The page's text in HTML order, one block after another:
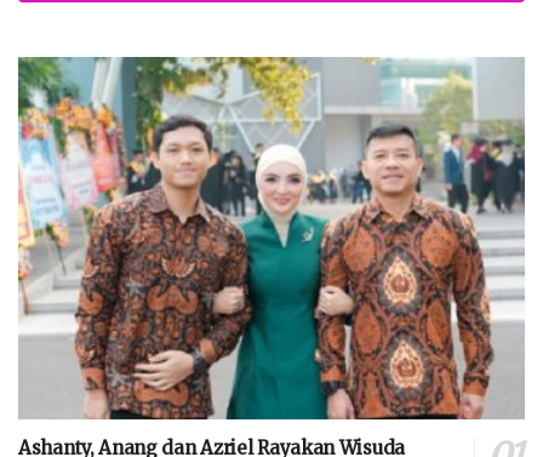
Ashanty, Anang dan Azriel Rayakan Wisuda